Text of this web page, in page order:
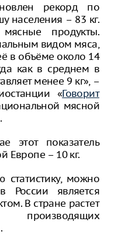
рекорд по
населения – 83 кг.
продукты.
видом мяса,
в объёме около 14
как в среднем в
менее 9 кг», –
«Говорит
мясной
этот показатель
Европе – 10 кг.
статистику, можно
России является
В стране растет